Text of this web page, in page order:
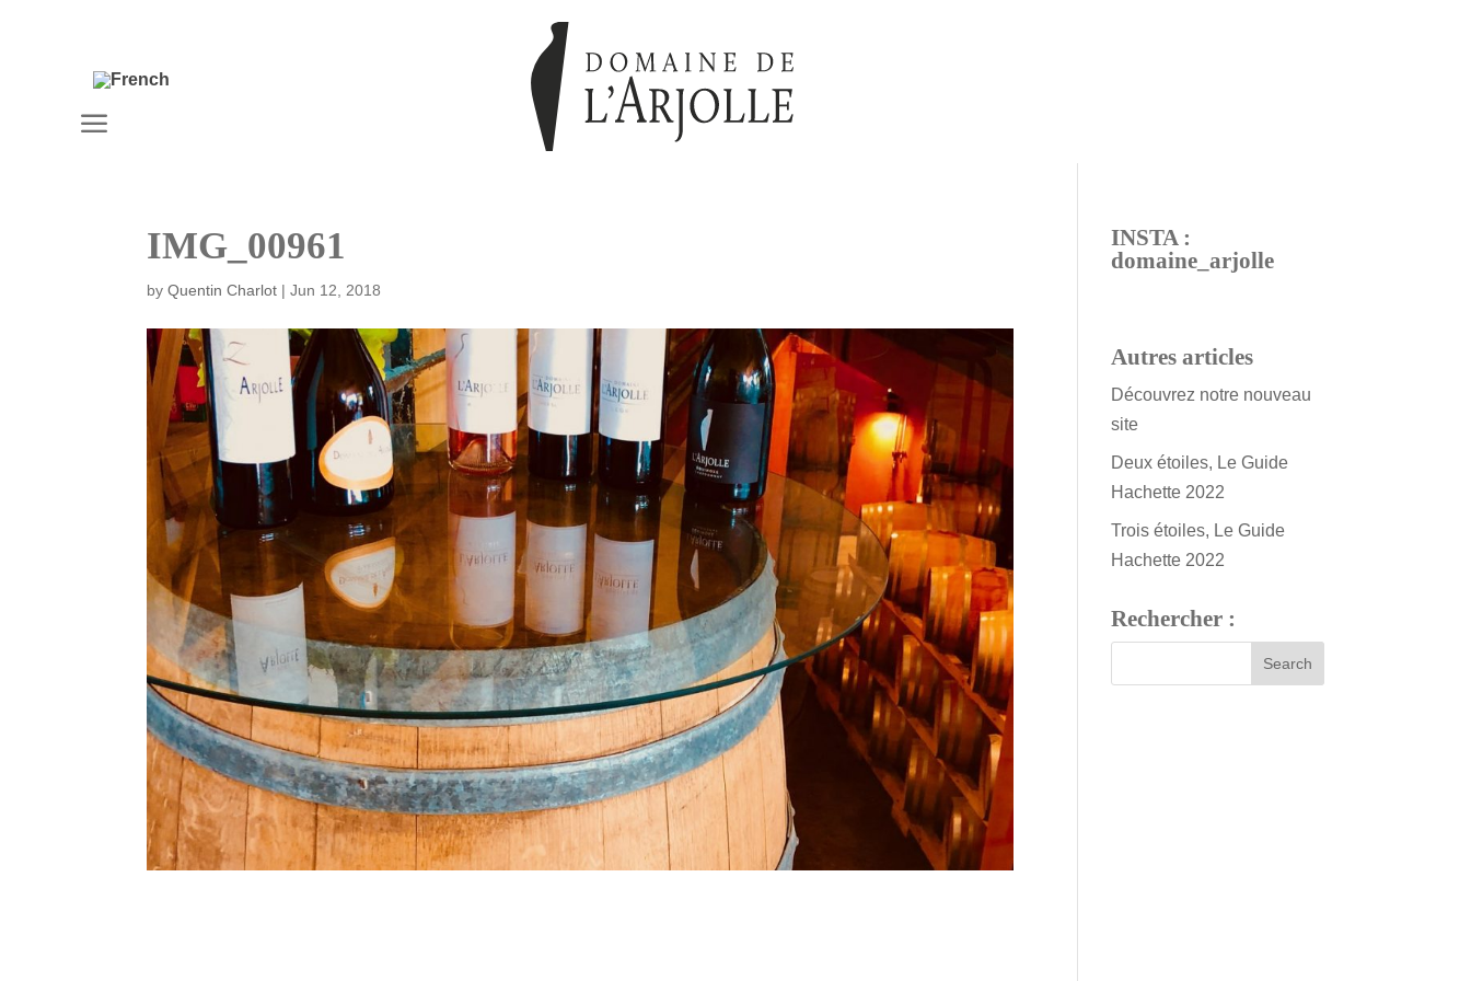
a
IMG_00961
byQuentin Charlot |Jun 12, 2018
INSTA :
domaine_arjolle
Autres articles
Découvrez notre nouveau
site
Deux étoiles, Le Guide
Hachette 2022
Trois étoiles, Le Guide
Hachette 2022
Rechercher :